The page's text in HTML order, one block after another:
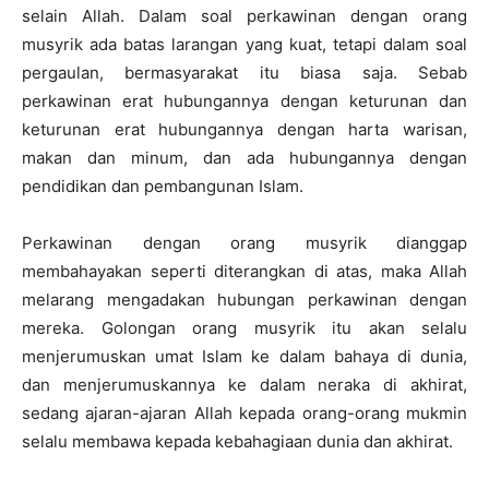
selain Allah. Dalam soal perkawinan dengan orang
musyrik ada batas larangan yang kuat, tetapi dalam soal
pergaulan, bermasyarakat itu biasa saja. Sebab
perkawinan erat hubungannya dengan keturunan dan
keturunan erat hubungannya dengan harta warisan,
makan dan minum, dan ada hubungannya dengan
pendidikan dan pembangunan Islam.
Perkawinan dengan orang musyrik dianggap
membahayakan seperti diterangkan di atas, maka Allah
melarang mengadakan hubungan perkawinan dengan
mereka. Golongan orang musyrik itu akan selalu
menjerumuskan umat Islam ke dalam bahaya di dunia,
dan menjerumuskannya ke dalam neraka di akhirat,
sedang ajaran-ajaran Allah kepada orang-orang mukmin
selalu membawa kepada kebahagiaan dunia dan akhirat.